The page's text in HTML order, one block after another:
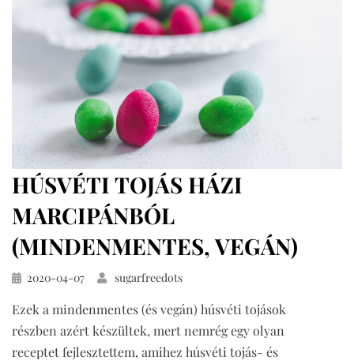
HÚSVÉTI TOJÁS HÁZI
MARCIPÁNBÓL
(MINDENMENTES, VEGÁN)
Közzétéve
2020-04-07 sugarfreedots
Ezek a mindenmentes (és vegán) húsvéti tojások
részben azért készültek, mert nemrég egy olyan
receptet fejlesztettem, amihez húsvéti tojás- és